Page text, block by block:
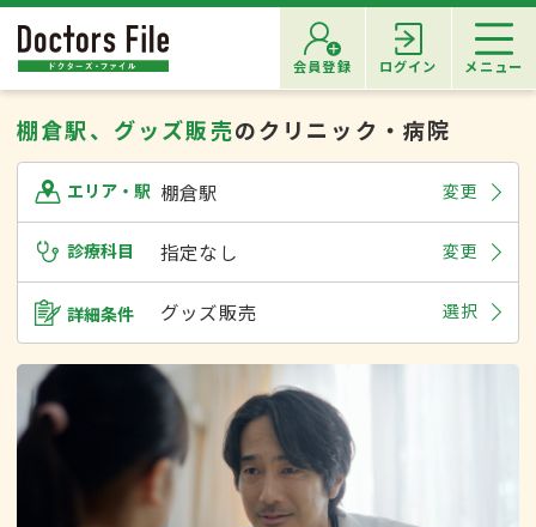
会員登録 ログイン メニュー
棚倉駅、グッズ販売のクリニック・病院
エリア・駅 棚倉駅 変更
診療科目 指定なし 変更
詳細条件 グッズ販売 選択